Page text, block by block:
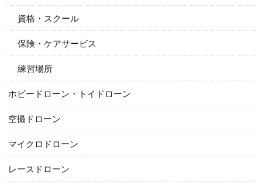
資格・スクール
保険・ケアサービス
練習場所
ホビードローン・トイドローン
空撮ドローン
マイクロドローン
レースドローン